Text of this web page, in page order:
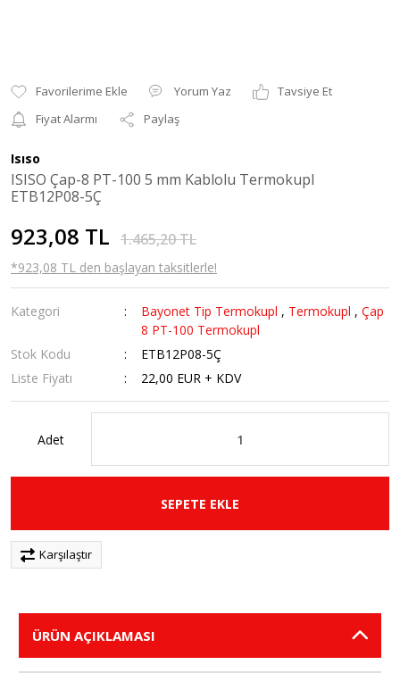
Yorum Yaz
Tavsiye Et
Fiyat Alarmı
Paylaş
Isıso
ISISO Çap-8 PT-100 5 mm Kablolu Termokupl
ETB12P08-5Ç
923,08 TL 1.465,20 TL
*923,08 TL den başlayan taksitlerle!
Kategori Bayonet Tip Termokupl , Termokupl ,Çap
8 PT-100 Termokupl
Stok Kodu
ETB12P08-5Ç
Liste Fiyatı
22,00 EUR + KDV
Adet
SEPETE EKLE
Karşılaştır
ÜRÜN AÇIKLAMASI